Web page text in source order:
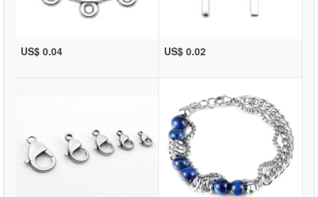
US$ 0.04 US$ 0.02